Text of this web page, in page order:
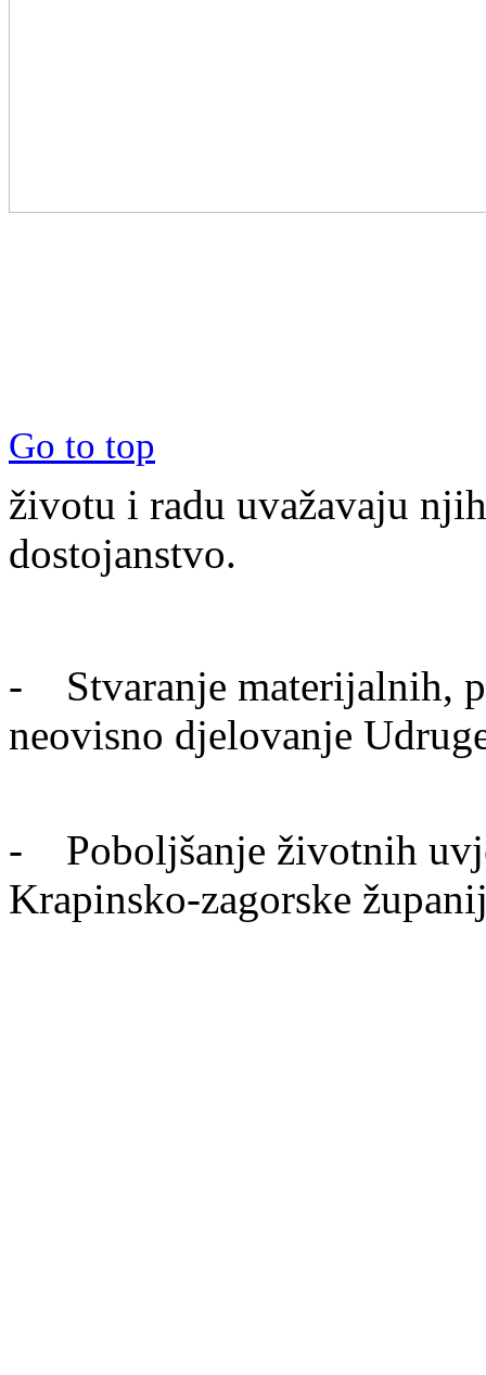
Go to top
životu i radu uvažavaju
dostojanstvo.
- Stvaranje materijalnih,
neovisno djelovanje
- Poboljšanje životnih
Krapinsko-zagorske